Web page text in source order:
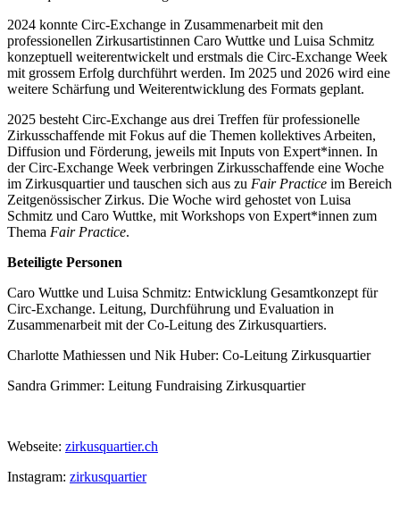
2024 konnte Circ-Exchange in Zusammenarbeit mit den
professionellen Zirkusartistinnen Caro Wuttke und Luisa Schmitz
konzeptuell weiterentwickelt und erstmals die Circ-Exchange Week
mit grossem Erfolg durchführt werden. Im 2025 und 2026 wird eine
weitere Schärfung und Weiterentwicklung des Formats geplant.
2025 besteht Circ-Exchange aus drei Treffen für professionelle
Zirkusschaffende mit Fokus auf die Themen kollektives Arbeiten,
Diffusion und Förderung, jeweils mit Inputs von Expert*innen. In
der Circ-Exchange Week verbringen Zirkusschaffende eine Woche
im Zirkusquartier und tauschen sich aus zu Fair Practice im Bereich
Zeitgenössischer Zirkus. Die Woche wird gehostet von Luisa
Schmitz und Caro Wuttke, mit Workshops von Expert*innen zum
Thema Fair Practice.
Beteiligte Personen
Caro Wuttke und Luisa Schmitz: Entwicklung Gesamtkonzept für
Circ-Exchange. Leitung, Durchführung und Evaluation in
Zusammenarbeit mit der Co-Leitung des Zirkusquartiers.
Charlotte Mathiessen und Nik Huber: Co-Leitung Zirkusquartier
Sandra Grimmer: Leitung Fundraising Zirkusquartier
Webseite: zirkusquartier.ch
Instagram: zirkusquartier